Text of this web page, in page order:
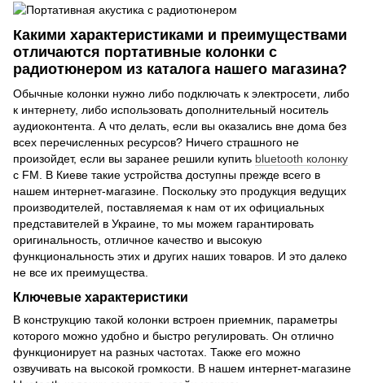
Какими характеристиками и преимуществами
отличаются портативные колонки с
радиотюнером из каталога нашего магазина?
Обычные колонки нужно либо подключать к электросети, либо
к интернету, либо использовать дополнительный носитель
аудиоконтента. А что делать, если вы оказались вне дома без
всех перечисленных ресурсов? Ничего страшного не
произойдет, если вы заранее решили купить bluetooth колонку
с FM. В Киеве такие устройства доступны прежде всего в
нашем интернет-магазине. Поскольку это продукция ведущих
производителей, поставляемая к нам от их официальных
представителей в Украине, то мы можем гарантировать
оригинальность, отличное качество и высокую
функциональность этих и других наших товаров. И это далеко
не все их преимущества.
Ключевые характеристики
В конструкцию такой колонки встроен приемник, параметры
которого можно удобно и быстро регулировать. Он отлично
функционирует на разных частотах. Также его можно
озвучивать на высокой громкости. В нашем интернет-магазине